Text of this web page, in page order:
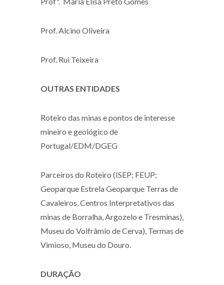
Prof. Alcino Oliveira
Prof. Rui Teixeira
OUTRAS ENTIDADES
Roteiro das minas e pontos de interesse
mineiro e geológico de
Portugal/EDM/DGEG
Parceiros do Roteiro (ISEP; FEUP;
Geoparque Estrela Geoparque Terras de
Cavaleiros, Centros Interpretativos das
minas de Borralha, Argozelo e Tresminas),
Museu do Volfrâmio de Cerva), Termas de
Vimioso, Museu do Douro.
DURAÇÃO